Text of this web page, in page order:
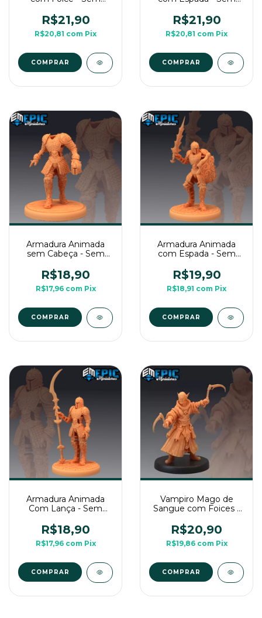
Média Para RPG de
Mesa
R$21,90
R$20,81 com Pix
COMPRAR
Média Para RPG de
Mesa
R$21,90
R$20,81 com Pix
COMPRAR
Armadura Animada
sem Cabeça - Sem
Média Para Rpg de
Mesa
R$18,90
R$17,96 com Pix
COMPRAR
Armadura Animada
com Espada - Sem
Média Para Rpg de
Mesa
R$19,90
R$18,91 com Pix
COMPRAR
Armadura Animada
Com Lança - Sem
Média Para Rpg de
Mesa
R$18,90
R$17,96 com Pix
COMPRAR
Vampiro Mago de
Sangue com Foices -
3D Média Para RPG
de Mesa
R$20,90
R$19,86 com Pix
COMPRAR